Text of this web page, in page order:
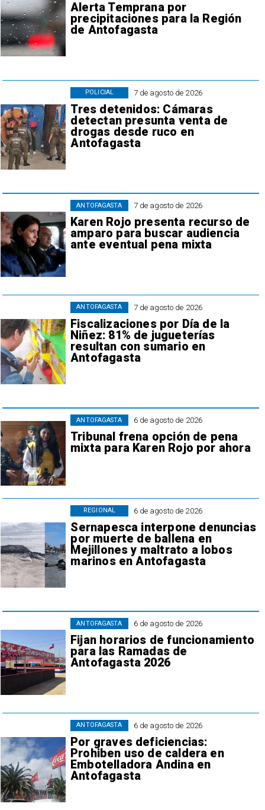
Alerta Temprana por
precipitaciones para la Región
de Antofagasta
7 de agosto de 2026
Tres detenidos: Cámaras
detectan presunta venta de
drogas desde ruco en
Antofagasta
POLICIAL
7 de agosto de 2026
Karen Rojo presenta recurso de
amparo para buscar audiencia
ante eventual pena mixta
ANTOFAGASTA
7 de agosto de 2026
Fiscalizaciones por Día de la
Niñez: 81% de jugueterías
resultan con sumario en
Antofagasta
ANTOFAGASTA
6 de agosto de 2026
Tribunal frena opción de pena
mixta para Karen Rojo por ahora
ANTOFAGASTA
6 de agosto de 2026
Sernapesca interpone denuncias
por muerte de ballena en
Mejillones y maltrato a lobos
marinos en Antofagasta
REGIONAL
6 de agosto de 2026
Fijan horarios de funcionamiento
para las Ramadas de
Antofagasta 2026
ANTOFAGASTA
6 de agosto de 2026
Por graves deficiencias:
Prohiben uso de caldera en
Embotelladora Andina en
Antofagasta
ANTOFAGASTA